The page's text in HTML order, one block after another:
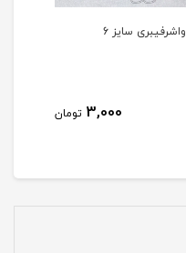
واشرفیبری سایز 6
3,000 تومان